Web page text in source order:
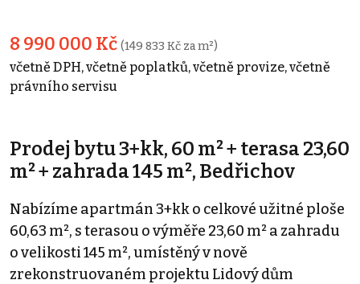
8 990 000 Kč (149 833 Kč za m²)
včetně DPH, včetně poplatků, včetně provize, včetně
právního servisu
Prodej bytu 3+kk, 60 m² + terasa 23,60
m² + zahrada 145 m², Bedřichov
Nabízíme apartmán 3+kk o celkové užitné ploše
60,63 m², s terasou o výměře 23,60 m² a zahradu
o velikosti 145 m², umístěný v nově
zrekonstruovaném projektu Lidový dům